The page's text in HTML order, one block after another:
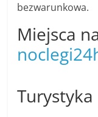
bezwarunkowa.
Miejsca